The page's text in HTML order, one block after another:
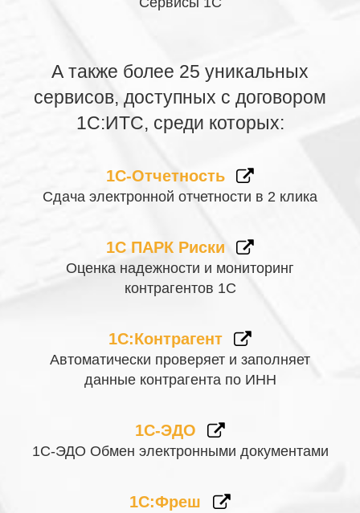
А также более 25 уникальных
сервисов, доступных с договором
1С:ИТС, среди которых:
1С-Отчетность
Сдача электронной отчетности в 2 клика
1С ПАРК Риски
Оценка надежности и мониторинг
контрагентов 1С
1С:Контрагент
Автоматически проверяет и заполняет
данные контрагента по ИНН
1С-ЭДО
1С-ЭДО Обмен электронными документами
1С:Фреш